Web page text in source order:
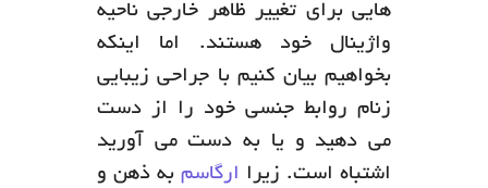
هایی برای تغییر ظاهر خارجی ناحیه
واژینال خود هستند. اما اینکه
بخواهیم بیان کنیم با جراحی زیبایی
زنام روابط جنسی خود را از دست
می دهید و یا به دست می آورید
اشتباه است. زیرا ارگاسم به ذهن و